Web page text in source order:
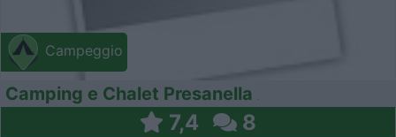
Campeggio
Camping e Chalet Presanella
7,4 8